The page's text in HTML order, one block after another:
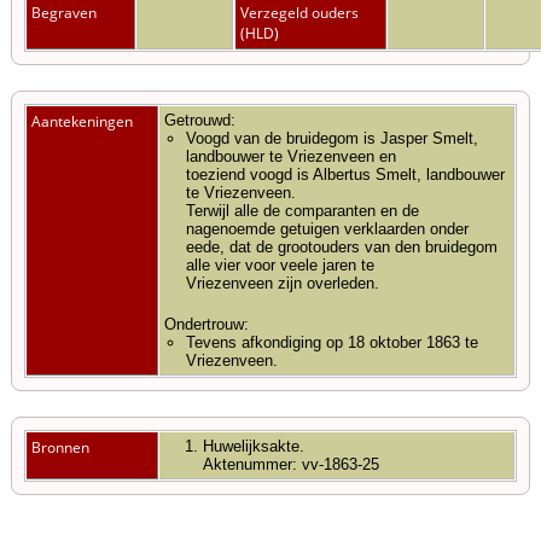
Begraven
Verzegeld ouders
(HLD)
Aantekeningen
Getrouwd:
Voogd van de bruidegom is Jasper Smelt,
landbouwer te Vriezenveen en
toeziend voogd is Albertus Smelt, landbouwer
te Vriezenveen.
Terwijl alle de comparanten en de
nagenoemde getuigen verklaarden onder
eede, dat de grootouders van den bruidegom
alle vier voor veele jaren te
Vriezenveen zijn overleden.
Ondertrouw:
Tevens afkondiging op 18 oktober 1863 te
Vriezenveen.
Bronnen
Huwelijksakte.
Aktenummer: vv-1863-25